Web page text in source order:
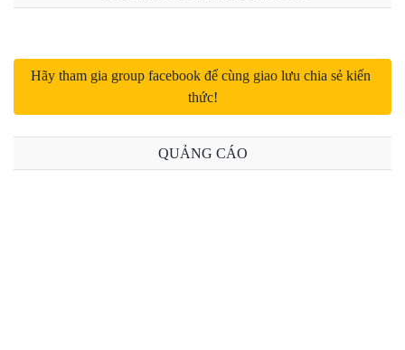
Bài 14: Upload file trong Laravel 8
Bài 15: Response trong Laravel 8
Bài 16: Middleware trong Laravel 8
Hãy tham gia group facebook để cùng giao lưu chia sẻ kiến
thức!
QUẢNG CÁO